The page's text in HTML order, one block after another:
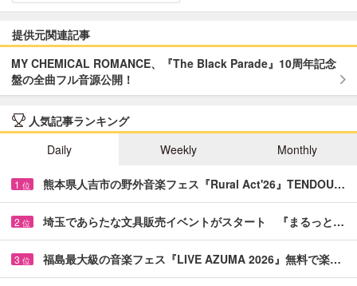
提供元関連記事
MY CHEMICAL ROMANCE、『The Black Parade』10周年記念
盤の全曲フル音源公開！
人気記事ランキング
Daily
Weekly Monthly
1 位 熊本県人吉市の野外音楽フェス『Rural Act'26』TENDOU…
2 位 埼玉であらたな文具販売イベントがスタート 『まるっと…
3 位 福島最大級の音楽フェス『LIVE AZUMA 2026』無料で楽…